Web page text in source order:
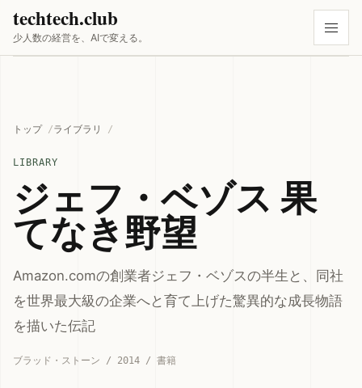
techtech.club
少人数の経営を、AIで変える。
トップ ライブラリ
LIBRARY
ジェフ・ベゾス 果
てなき野望
Amazon.comの創業者ジェフ・ベゾスの半生と、同社
を世界最大級の企業へと育て上げた驚異的な成長物語
を描いた伝記
ブラッド・ストーン / 2014 / 書籍